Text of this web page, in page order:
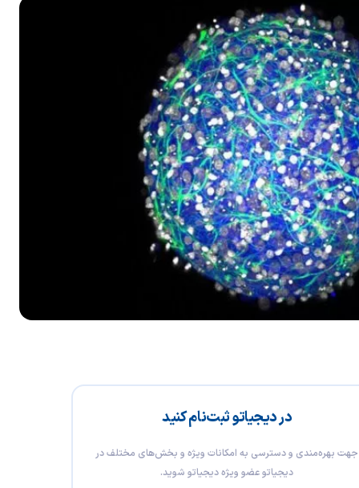
در دیجیاتو ثبت‌نام کنید
جهت بهره‌مندی و دسترسی به امکانات ویژه و بخش‌های مختلف در
دیجیاتو عضو ویژه دیجیاتو شوید.